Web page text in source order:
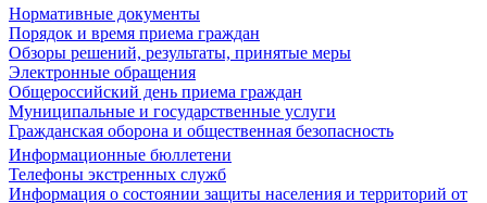
Нормативные документы
Порядок и время приема граждан
Обзоры решений, результаты, принятые меры
Электронные обращения
Общероссийский день приема граждан
Муниципальные и государственные услуги
Гражданская оборона и общественная безопасность
Информационные бюллетени
Телефоны экстренных служб
Информация о состоянии защиты населения и территорий от